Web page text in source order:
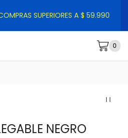
SUPERIORES A $ 59.990
0
NEGRO